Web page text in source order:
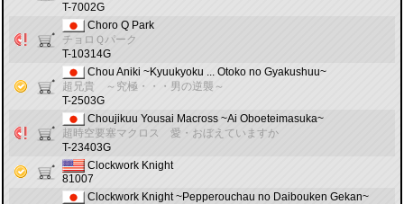
T-7002G
Choro Q Park
チョロＱパーク
T-10314G
Chou Aniki ~Kyuukyoku ... Otoko no Gyakushuu~
超兄貴 ～究極・・・男の逆襲～
T-2503G
Choujikuu Yousai Macross ~Ai Oboeteimasuka~
超時空要塞マクロス 愛・おぼえていますか
T-23403G
Clockwork Knight
81007
Clockwork Knight ~Pepperouchau no Daibouken Gekan~